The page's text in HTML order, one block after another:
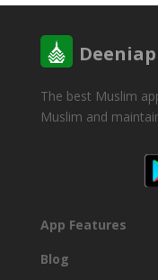
The best Muslim
Muslim and
App Features
Blog